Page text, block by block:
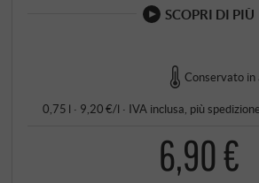
SCOPRI DI PIÙ
Conservato
0,75 l · 9,20 €/l · IVA inclusa , piùspedizione
6,90 €